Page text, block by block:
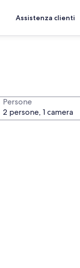
Assistenza clienti
Persone